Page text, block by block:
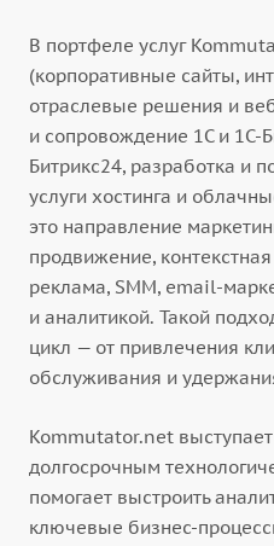
В портфеле услуг
(корпоративные сайты,
отраслевые решения и
и сопровождение 1С и 1С-
Битрикс24, разработка и
услуги хостинга и
это направление
продвижение,
реклама, SMM, email-
и аналитикой. Такой
цикл — от привлечения
обслуживания и
Kommutator.net
долгосрочным
помогает выстроить
ключевые бизнес-